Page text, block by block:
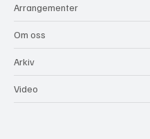
Arrangementer
Om oss
Arkiv
Video